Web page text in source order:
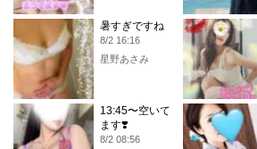
暑すぎですね
8/2 16:16
星野あさみ
13:45〜空いて
ます❣️
8/2 08:56